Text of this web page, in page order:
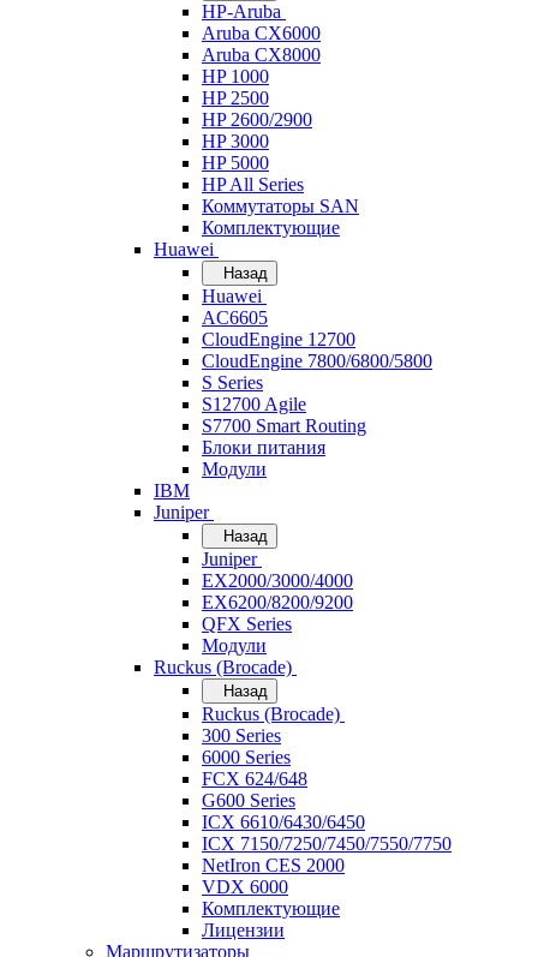
HP-Aruba
Aruba CX6000
Aruba CX8000
HP 1000
HP 2500
HP 2600/2900
HP 3000
HP 5000
HP All Series
Коммутаторы SAN
Комплектующие
Huawei
Назад
Huawei
AC6605
CloudEngine 12700
CloudEngine 7800/6800/5800
S Series
S12700 Agile
S7700 Smart Routing
Блоки питания
Модули
IBM
Juniper
Назад
Juniper
EX2000/3000/4000
EX6200/8200/9200
QFX Series
Модули
Ruckus (Brocade)
Назад
Ruckus (Brocade)
300 Series
6000 Series
FCX 624/648
G600 Series
ICX 6610/6430/6450
ICX 7150/7250/7450/7550/7750
NetIron CES 2000
VDX 6000
Комплектующие
Лицензии
Маршрутизаторы